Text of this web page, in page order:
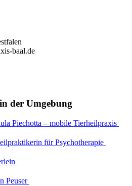
baal.de
der Umgebung
Piechotta – mobile Tierheilpraxis
für Psychotherapie
Peuser